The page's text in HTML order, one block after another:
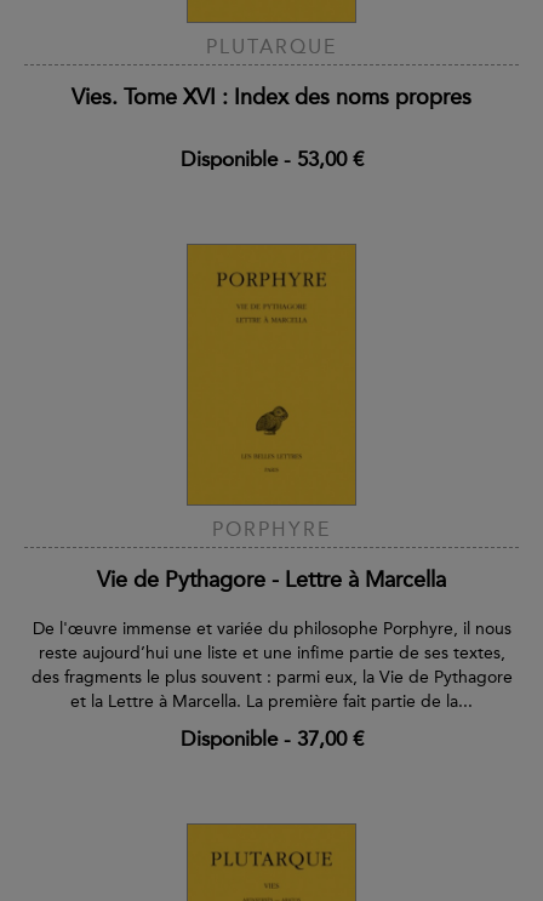
PLUTARQUE
Vies. Tome XVI : Index des noms propres
Disponible- 53,00 €
PORPHYRE
Vie de Pythagore - Lettre à Marcella
De l'œuvre immense et variée du philosophe Porphyre, il nous
reste aujourd’hui une liste et une infime partie de ses textes,
des fragments le plus souvent : parmi eux, la Vie de Pythagore
et la Lettre à Marcella. La première fait partie de la...
Disponible- 37,00 €